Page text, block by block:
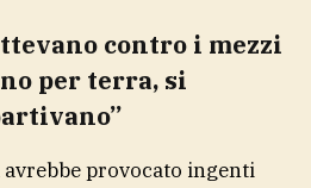
contro i mezzi
per terra, si
provocato ingenti